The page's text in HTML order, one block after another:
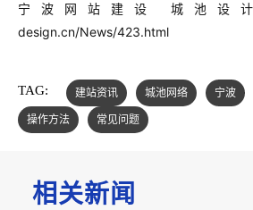
宁波网站建设 城池设
design.cn/News/423.html
TAG: 建站资讯 城池网络 宁波
操作方法
常见问题
相关新闻